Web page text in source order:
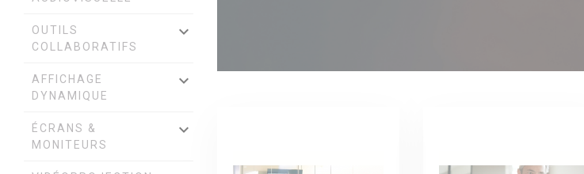
OUTILS
COLLABORATIFS
keyboard_arrow_down
AFFICHAGE
DYNAMIQUE
keyboard_arrow_down
ÉCRANS &
MONITEURS
keyboard_arrow_down